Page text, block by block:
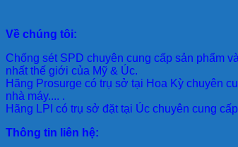
Về chúng tôi:
Chống sét SPD chuyên cung cấp sản phẩm
nhất thế giới của Mỹ & Úc.
Hãng Prosurge có trụ sở tại Hoa Kỳ chuyên
nhà máy.... .
Hãng LPI có trụ sở đặt tại Úc chuyên cung
Thông tin liên hệ: